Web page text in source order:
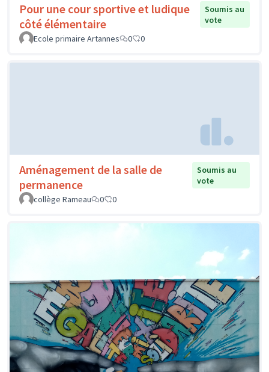
Pour une cour sportive et ludique
côté élémentaire
Soumis au
vote
Ecole primaire Artannes
0 0
Aménagement de la salle de
permanence
Soumis au
vote
collège Rameau
0 0